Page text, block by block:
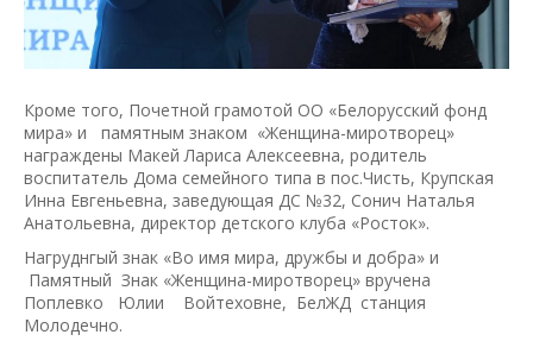
Кроме того, Почетной грамотой ОО «Белорусский фонд
мира» и памятным знаком «Женщина-миротворец»
награждены Макей Лариса Алексеевна, родитель
воспитатель Дома семейного типа в пос.Чисть, Крупская
Инна Евгеньевна, заведующая ДС №32, Сонич Наталья
Анатольевна, директор детского клуба «Росток».
Нагруднгый знак «Во имя мира, дружбы и добра» и
Памятный Знак «Женщина-миротворец» вручена
Поплевко Юлии Войтеховне, БелЖД станция
Молодечно.